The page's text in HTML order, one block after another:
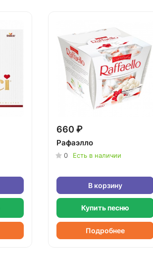
660 ₽
Рафаэлло
0 Есть в наличии
В корзину
Купить песню
Подробнее